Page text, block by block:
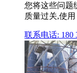
您将这些问题
质量过关,使用
联系电话: 180